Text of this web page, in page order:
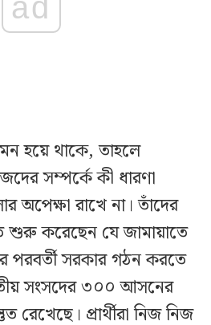
ad
হয়ে থাকে, তাহলে
সম্পর্কে কী ধারণা
অপেক্ষা রাখে না। তাঁদের
শুরু করেছেন যে জামায়াতে
পরবর্তী সরকার গঠন করতে
সংসদের ৩০০ আসনের
রেখেছে। প্রার্থীরা নিজ নিজ